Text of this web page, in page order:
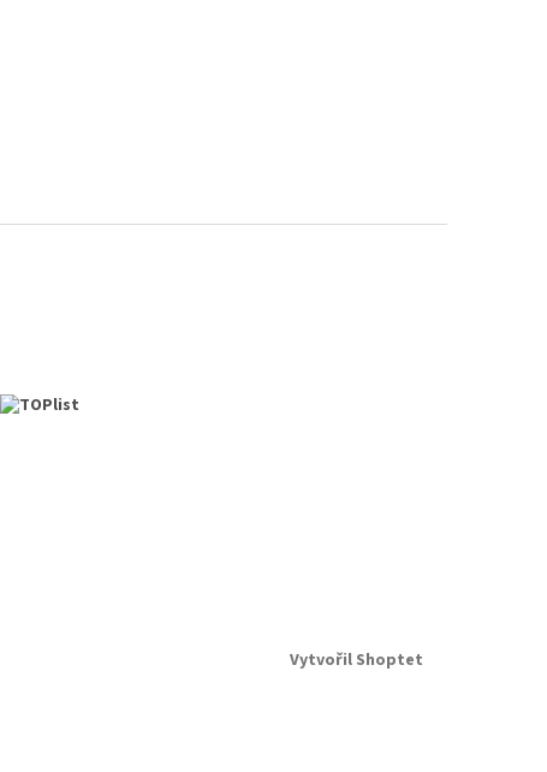
Vytvořil Shoptet